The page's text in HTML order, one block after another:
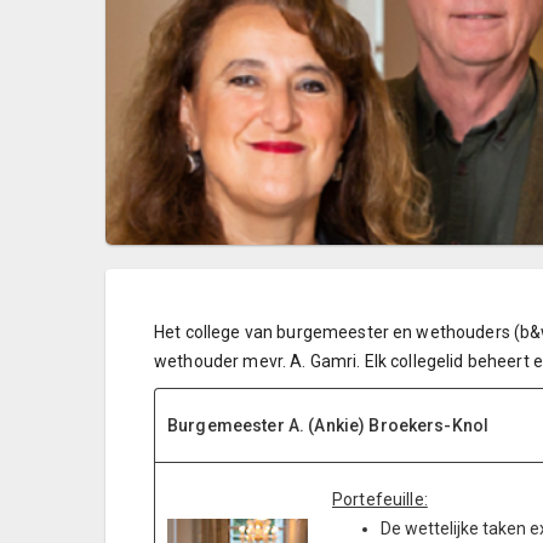
Het college van burgemeester en wethouders
wethouder mevr. A. Gamri. Elk collegelid
Burgemeester A. (Ankie) Broekers-Knol
Portefeuille:
De wettelijke taken